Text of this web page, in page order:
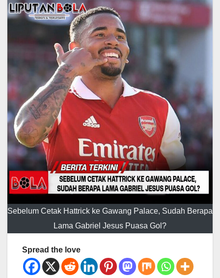
Sebelum Cetak Hattrick ke Gawang Palace, Sudah Berapa
Lama Gabriel Jesus Puasa Gol?
Spread the love